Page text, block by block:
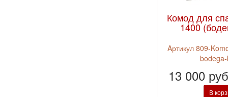
Комод для
1400
Aртикул 809-
13 000
В